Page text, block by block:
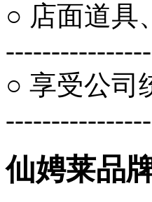
○ 店面道具
○ 享受公司
仙娉莱品